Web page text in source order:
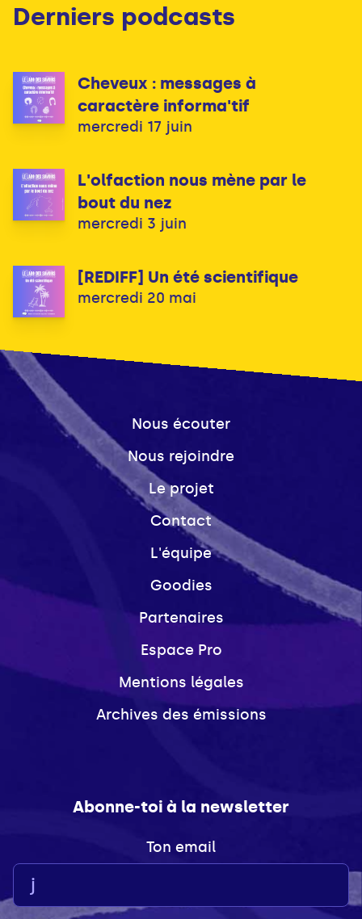
Derniers podcasts
Cheveux : messages à
caractère informa'tif
mercredi 17 juin
L'olfaction nous mène par le
bout du nez
mercredi 3 juin
[REDIFF] Un été scientifique
mercredi 20 mai
Nous écouter
Nous rejoindre
Le projet
Contact
L'équipe
Goodies
Partenaires
Espace Pro
Mentions légales
Archives des émissions
Abonne-toi à la newsletter
Ton email